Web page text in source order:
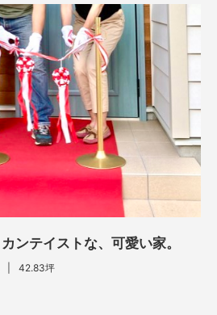
ンテイストな、可愛い家。
42.83坪